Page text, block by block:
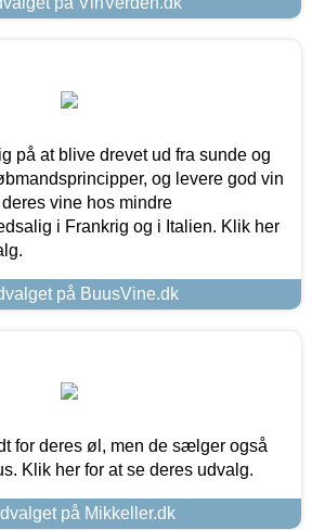
på at blive drevet ud fra sunde og
og levere god vin
vine hos mindre
i Frankrig og i Italien. Klik her
på BuusVine.dk
for deres øl, men de sælger også
Klik her for at se deres udvalg.
på Mikkeller.dk